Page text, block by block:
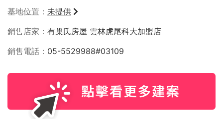
基地位置
未提供
銷售店家
有巢氏房屋 雲林虎尾科大加盟店
銷售電話
05-5529988#03109